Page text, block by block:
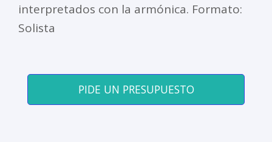
interpretados con la armónica. Formato:
Solista
PIDE UN PRESUPUESTO